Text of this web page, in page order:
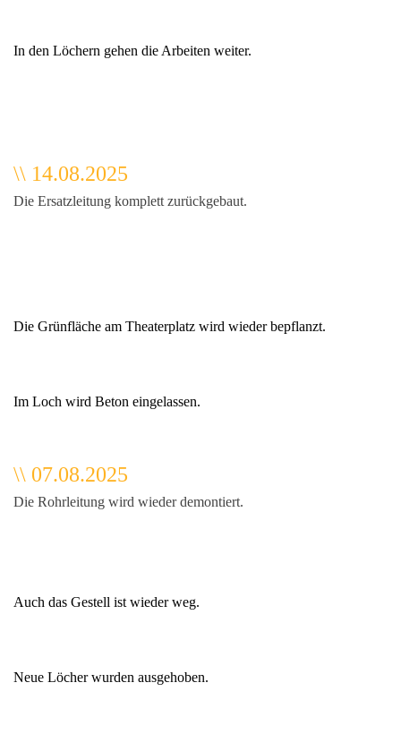
In den Löchern gehen die Arbeiten weiter.
\\ 14.08.2025
Die Ersatzleitung komplett zurückgebaut.
Die Grünfläche am Theaterplatz wird wieder bepflanzt.
Im Loch wird Beton eingelassen.
\\ 07.08.2025
Die Rohrleitung wird wieder demontiert.
Auch das Gestell ist wieder weg.
Neue Löcher wurden ausgehoben.